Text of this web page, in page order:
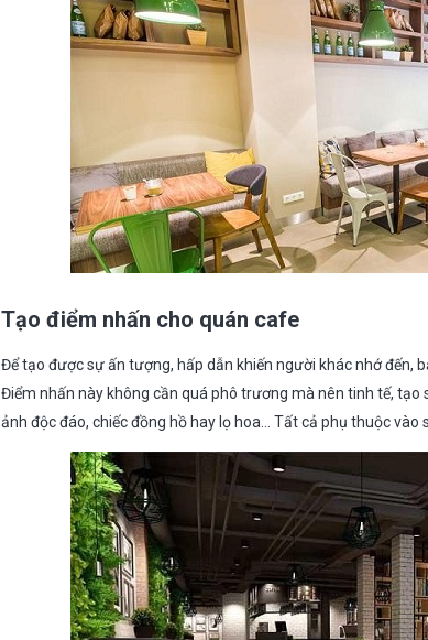
Tạo điểm nhấn cho quán cafe
Để tạo được sự ấn tượng, hấp dẫn khiến người khác nhớ đến,
Điểm nhấn này không cần quá phô trương mà nên tinh tế,
ảnh độc đáo, chiếc đồng hồ hay lọ hoa… Tất cả phụ thuộc vào